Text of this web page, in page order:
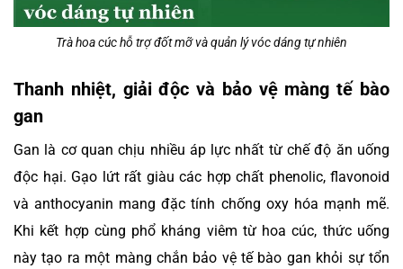
Trà hoa cúc hỗ trợ đốt mỡ và quản lý vóc dáng tự nhiên
Thanh nhiệt, giải độc và bảo vệ màng tế bào
gan
Gan là cơ quan chịu nhiều áp lực nhất từ chế độ ăn uống
độc hại. Gạo lứt rất giàu các hợp chất phenolic, flavonoid
và anthocyanin mang đặc tính chống oxy hóa mạnh mẽ.
Khi kết hợp cùng phổ kháng viêm từ hoa cúc, thức uống
này tạo ra một màng chắn bảo vệ tế bào gan khỏi sự tổn